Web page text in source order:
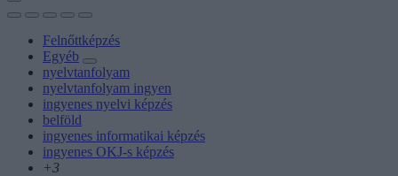
Felnőttképzés
Egyéb
nyelvtanfolyam
nyelvtanfolyam ingyen
ingyenes nyelvi képzés
belföld
ingyenes informatikai képzés
ingyenes OKJ-s képzés
+3